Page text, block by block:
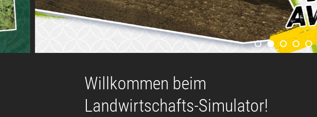
Willkommen beim
Landwirtschafts-Simulator!